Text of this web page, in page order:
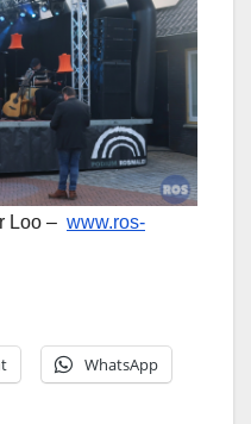
Loo – www.ros-
WhatsApp